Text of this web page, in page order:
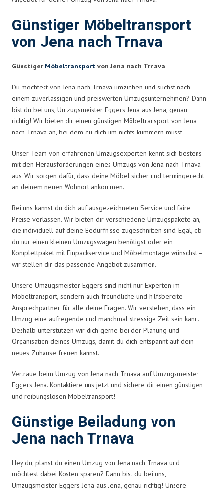
Günstiger Möbeltransport
von Jena nach Trnava
Günstiger Möbeltransport von Jena nach Trnava
Du möchtest von Jena nach Trnava umziehen und suchst nach
einem zuverlässigen und preiswerten Umzugsunternehmen? Dann
bist du bei uns, Umzugsmeister Eggers Jena aus Jena, genau
richtig! Wir bieten dir einen günstigen Möbeltransport von Jena
nach Trnava an, bei dem du dich um nichts kümmern musst.
Unser Team von erfahrenen Umzugsexperten kennt sich bestens
mit den Herausforderungen eines Umzugs von Jena nach Trnava
aus. Wir sorgen dafür, dass deine Möbel sicher und termingerecht
an deinem neuen Wohnort ankommen.
Bei uns kannst du dich auf ausgezeichneten Service und faire
Preise verlassen. Wir bieten dir verschiedene Umzugspakete an,
die individuell auf deine Bedürfnisse zugeschnitten sind. Egal, ob
du nur einen kleinen Umzugswagen benötigst oder ein
Komplettpaket mit Einpackservice und Möbelmontage wünschst –
wir stellen dir das passende Angebot zusammen.
Unsere Umzugsmeister Eggers sind nicht nur Experten im
Möbeltransport, sondern auch freundliche und hilfsbereite
Ansprechpartner für alle deine Fragen. Wir verstehen, dass ein
Umzug eine aufregende und manchmal stressige Zeit sein kann.
Deshalb unterstützen wir dich gerne bei der Planung und
Organisation deines Umzugs, damit du dich entspannt auf dein
neues Zuhause freuen kannst.
Vertraue beim Umzug von Jena nach Trnava auf Umzugsmeister
Eggers Jena. Kontaktiere uns jetzt und sichere dir einen günstigen
und reibungslosen Möbeltransport!
Günstige Beiladung von
Jena nach Trnava
Hey du, planst du einen Umzug von Jena nach Trnava und
möchtest dabei Kosten sparen? Dann bist du bei uns,
Umzugsmeister Eggers Jena aus Jena, genau richtig! Unsere